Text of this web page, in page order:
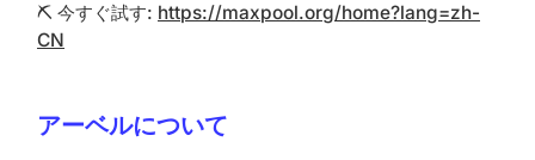
⛏️ 今すぐ試す: https://maxpool.org/home?lang=zh-
CN
アーベルについて